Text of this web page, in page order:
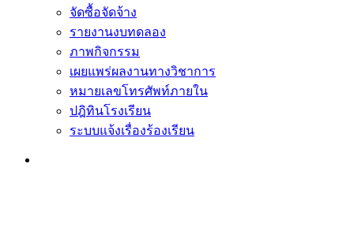
จัดซื้อจัดจ้าง
รายงานงบทดลอง
ภาพกิจกรรม
เผยแพร่ผลงานทางวิชาการ
หมายเลขโทรศัพท์ภายใน
ปฎิทินโรงเรียน
ระบบแจ้งเรื่องร้องเรียน